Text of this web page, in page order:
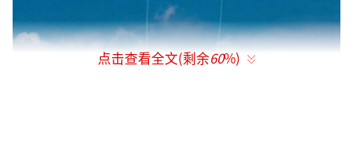
点击查看全文(剩余60%)